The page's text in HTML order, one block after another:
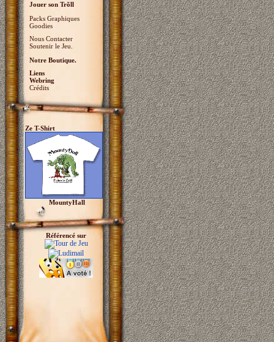
Jouer son Trõll
Packs Graphiques
Goodies
Nous Contacter
Soutenir le Jeu.
Notre Boutique.
Liens
Webring
Crédits
Ze T-Shirt
MountyHall
Référencé sur